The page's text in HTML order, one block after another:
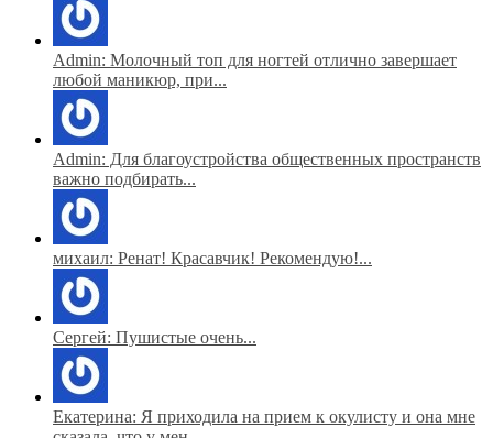
Admin: Молочный топ для ногтей отлично завершает
любой маникюр, при...
Admin: Для благоустройства общественных пространств
важно подбирать...
михаил: Ренат! Красавчик! Рекомендую!...
Сергей: Пушистые очень...
Екатерина: Я приходила на прием к окулисту и она мне